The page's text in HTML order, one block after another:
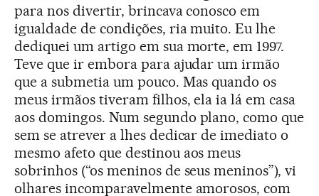
para nos divertir, brincava conosco em
igualdade de condições, ria muito. Eu lhe
dediquei um artigo em sua morte, em 1997.
Teve que ir embora para ajudar um irmão
que a submetia um pouco. Mas quando os
meus irmãos tiveram filhos, ela ia lá em casa
aos domingos. Num segundo plano, como que
sem se atrever a lhes dedicar de imediato o
mesmo afeto que destinou aos meus
sobrinhos (“os meninos de seus meninos”), vi
olhares incomparavelmente amorosos, com